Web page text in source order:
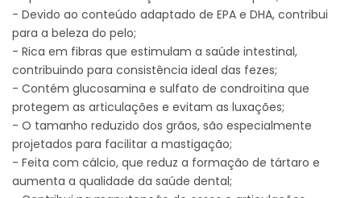
- Devido ao conteúdo adaptado de EPA e DHA, contribui
para a beleza do pelo;
- Rica em fibras que estimulam a saúde intestinal,
contribuindo para consistência ideal das fezes;
- Contém glucosamina e sulfato de condroitina que
protegem as articulações e evitam as luxações;
- O tamanho reduzido dos grãos, são especialmente
projetados para facilitar a mastigação;
- Feita com cálcio, que reduz a formação de tártaro e
aumenta a qualidade da saúde dental;